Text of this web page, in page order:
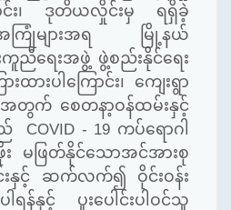
ောင်း၊ ဒုတိယလှိုင်းမှ ရရှိခဲ့
များအရ မြို့နယ်
ကူညီရေးအဖွဲ့ ဖွဲ့စည်းနိုင်ရေး
ားပါကြောင်း၊ ကျေးရွာ
တွက် စေတနာ့ဝန်ထမ်းနှင့်
COVID - 19 ကပ်ရောဂါ
မဖြတ်နိုင်သောအင်အားစု
င်းနှင့် ဆက်လက်၍ ဝိုင်းဝန်း
ရန်နှင့် ပူးပေါင်းပါဝင်သူ